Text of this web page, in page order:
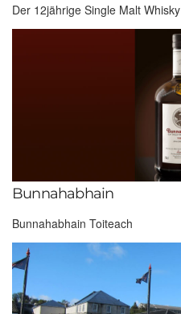
Der 12jährige Single Malt Whisky
Bunnahabhain
Bunnahabhain Toiteach